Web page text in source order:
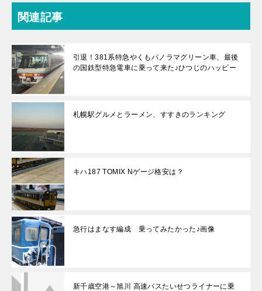
関連記事
引退！381系特急やくもパノラマグリーン車、最後
の国鉄型特急電車に乗って来た♪ひつじのハッピー
札幌駅グルメとラーメン、すすきのランキング
キハ187 TOMIX Nゲージ格安は？
急行はまなす編成 乗ってみたかった♪画像
新千歳空港～旭川 高速バスたいせつライナーに乗